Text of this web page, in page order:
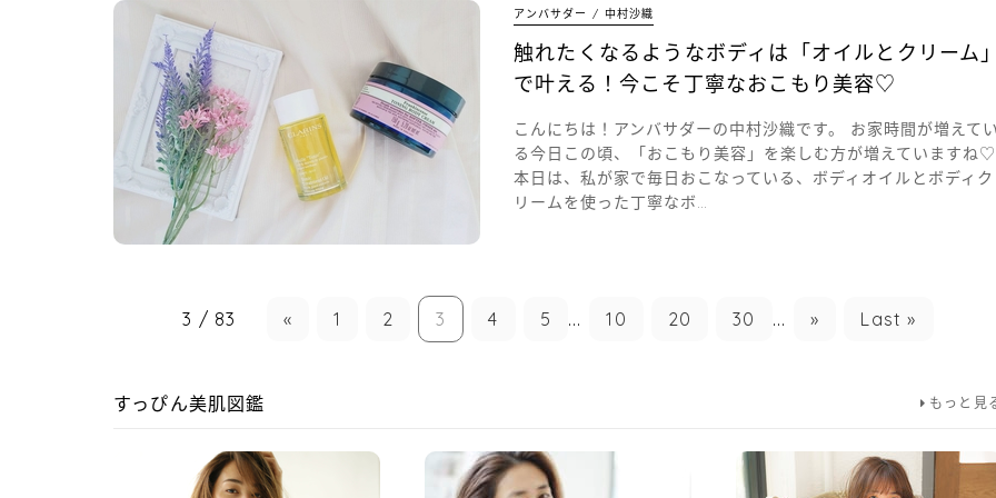
アンバサダー 中村沙織
触れたくなるようなボディは「オイルとクリーム」
で叶える！今こそ丁寧なおこもり美容♡
こんにちは！アンバサダーの中村沙織です。 お家時間が増えてい
る今日この頃、「おこもり美容」を楽しむ方が増えていますね♡
本日は、私が家で毎日おこなっている、ボディオイルとボディク
リームを使った丁寧なボ…
3 / 83 « 1 2 3 4 5 ... 10 20 30 ... » Last »
すっぴん美肌図鑑 もっと見